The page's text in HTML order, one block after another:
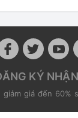
KÝ
giảm giá đến 60%